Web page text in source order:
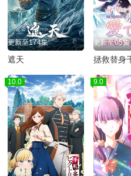
更新至174集
遮天
更新至05集
10.0 9.0